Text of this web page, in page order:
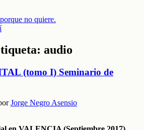
no quiere.
audio
(tomo I) Seminario de
Jorge Negro Asensio